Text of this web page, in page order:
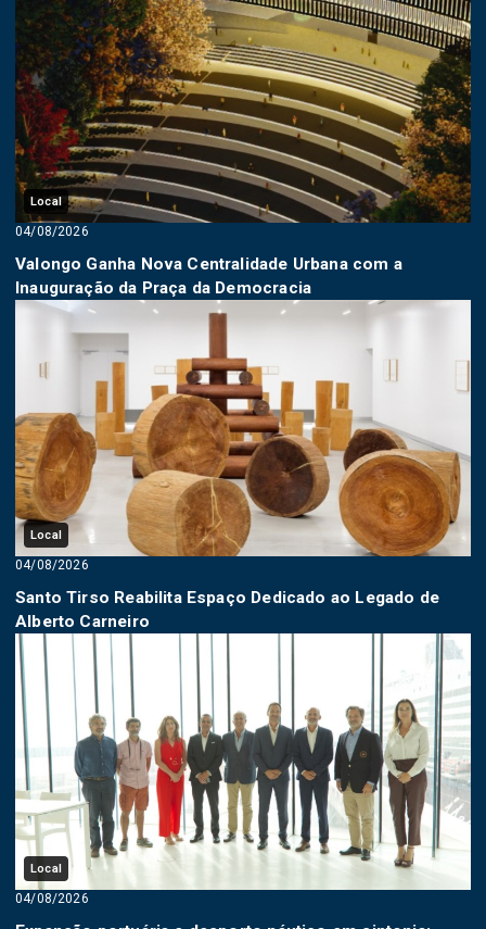
Local
04/08/2026
Valongo Ganha Nova Centralidade Urbana com a
Inauguração da Praça da Democracia
Local
04/08/2026
Santo Tirso Reabilita Espaço Dedicado ao Legado de
Alberto Carneiro
Local
04/08/2026